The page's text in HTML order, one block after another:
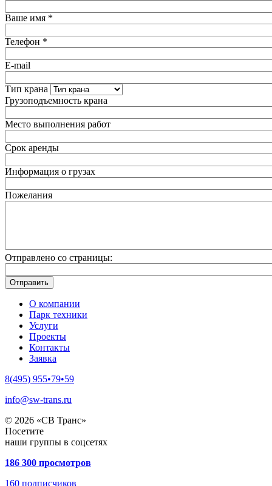
Ваше имя *
Телефон *
E-mail
Тип крана
Грузоподъемность крана
Место выполнения работ
Срок аренды
Информация о грузах
Пожелания
Отправлено со страницы:
О компании
Парк техники
Услуги
Проекты
Контакты
Заявка
8(495) 955•79•59
info@sw-trans.ru
© 2026 «СВ Транс»
Посетите
наши группы в соцсетях
186 300 просмотров
160 подписчиков